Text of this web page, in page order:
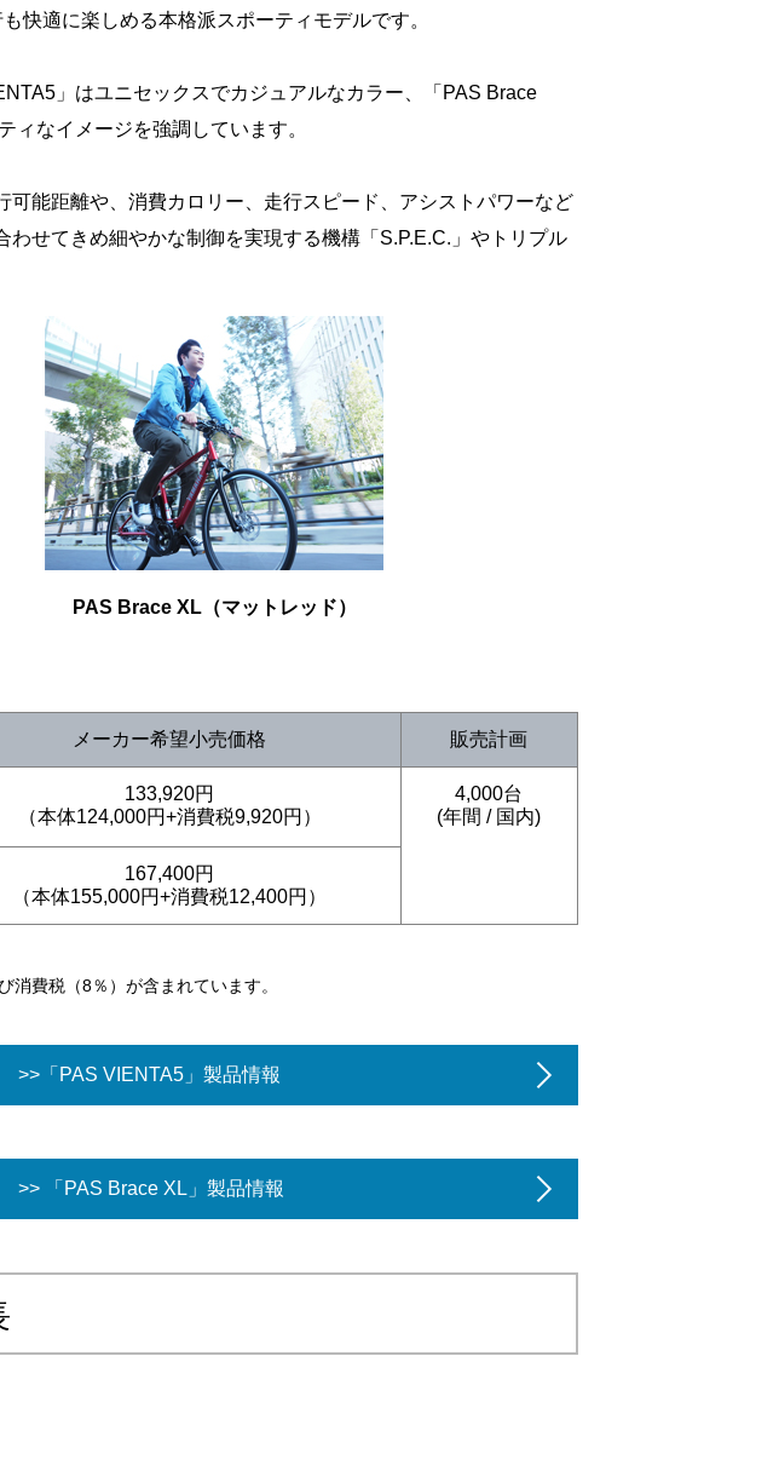
快適に楽しめる本格派スポーティモデルです。
」はユニセックスでカジュアルなカラー、「PAS Brace
なイメージを強調しています。
能距離や、消費カロリー、走行スピード、アシストパワーなど
せてきめ細やかな制御を実現する機構「S.P.E.C.」やトリプル
PAS Brace XL（マットレッド）
メーカー希望小売価格 販売計画
133,920円
（本体124,000円+消費税9,920円）
4,000台
(年間 / 国内)
167,400円
（本体155,000円+消費税12,400円）
費税（8％）が含まれています。
>>「PAS VIENTA5」製品情報
>> 「PAS Brace XL」製品情報